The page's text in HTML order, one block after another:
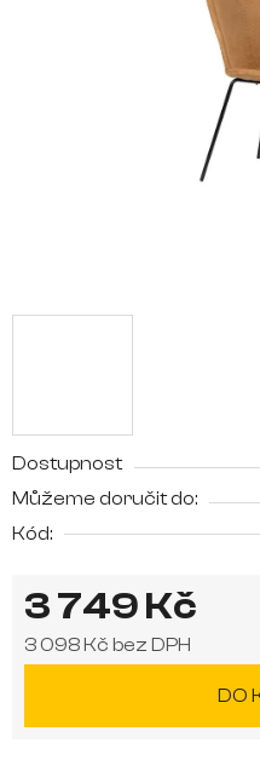
Dostupnost
Můžeme doručit do:
Kód:
3 749 Kč
3 098 Kč bez DPH
DO